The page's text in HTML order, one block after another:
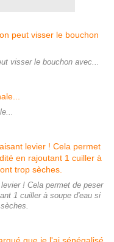
visser le bouchon avec...
! Cela permet de peser
1 cuiller à soupe d'eau si